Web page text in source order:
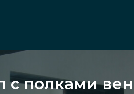
с полками